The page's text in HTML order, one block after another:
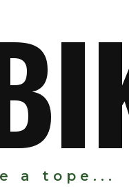
I
a tope...